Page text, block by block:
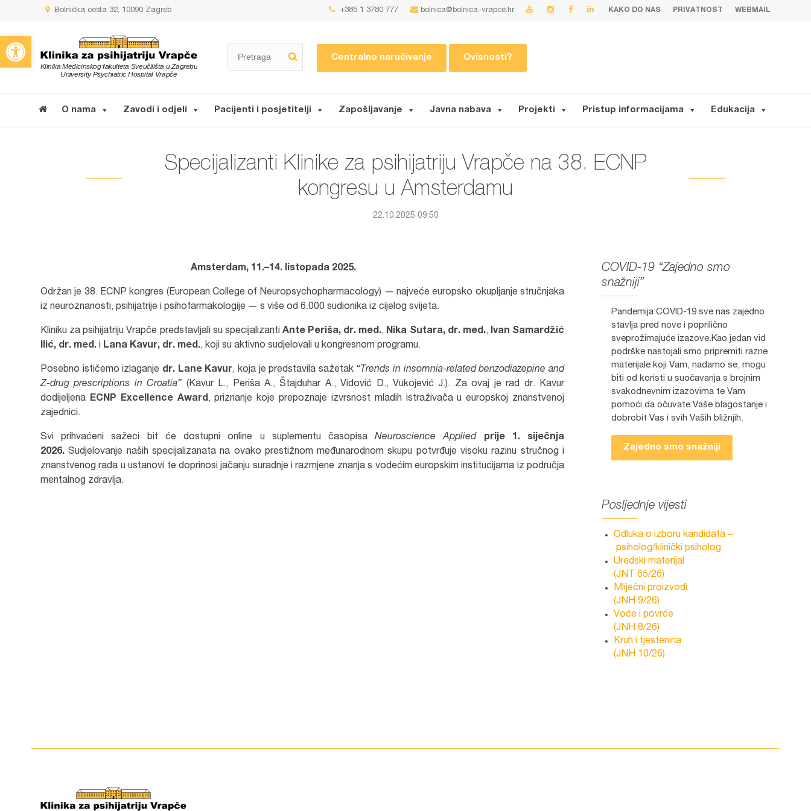
Open toolbar
Bolnička cesta 32, 10090 Zagreb +385 1 3780 777 bolnica@bolnica-vrapce.hr KAKO DO NAS PRIVATNOST WEBMAIL
Centralno naručivanje Ovisnosti?
O nama Zavodi i odjeli Pacijenti i posjetitelji Zapošljavanje Javna nabava Projekti Pristup informacijama Edukacija
Specijalizanti Klinike za psihijatriju Vrapče na 38. ECNP
kongresu u Amsterdamu
22.10.2025 09:50
Amsterdam, 11.–14. listopada 2025.
Održan je 38. ECNP kongres (European College of Neuropsychopharmacology) — najveće europsko okupljanje stručnjaka
iz neuroznanosti, psihijatrije i psihofarmakologije — s više od 6.000 sudionika iz cijelog svijeta.
Kliniku za psihijatriju Vrapče predstavljali su specijalizanti Ante Periša, dr. med., Nika Sutara, dr. med., Ivan Samardžić
Ilić, dr. med. i Lana Kavur, dr. med., koji su aktivno sudjelovali u kongresnom programu.
Posebno ističemo izlaganje dr. Lane Kavur, koja je predstavila sažetak “Trends in insomnia-related benzodiazepine and
Z-drug prescriptions in Croatia” (Kavur L., Periša A., Štajduhar A., Vidović D., Vukojević J.). Za ovaj je rad dr. Kavur
dodijeljena ECNP Excellence Award, priznanje koje prepoznaje izvrsnost mladih istraživača u europskoj znanstvenoj
zajednici.
Svi prihvaćeni sažeci bit će dostupni online u suplementu časopisaNeuroscience Applied
prije 1. siječnja
2026. Sudjelovanje naših specijalizanata na ovako prestižnom međunarodnom skupu potvrđuje visoku razinu stručnog i
znanstvenog rada u ustanovi te doprinosi jačanju suradnje i razmjene znanja s vodećim europskim institucijama iz područja
mentalnog zdravlja.
COVID-19 “Zajedno smo
snažniji”
Pandemija COVID-19 sve nas zajedno
stavlja pred nove i poprilično
sveprožimajuće izazove.Kao jedan vid
podrške nastojali smo pripremiti razne
materijale koji Vam, nadamo se, mogu
biti od koristi u suočavanja s brojnim
svakodnevnim izazovima te Vam
pomoći da očuvate Vaše blagostanje i
dobrobit Vas i svih Vaših bližnjih.
Zajedno smo snažniji
Posljednje vijesti
Odluka o izboru kandidata –
psiholog/klinički psiholog
Uredski materijal
(JNT 65/26)
Mliječni proizvodi
(JNH 9/26)
Voće i povrće
(JNH 8/26)
Kruh i tjestenina
(JNH 10/26)